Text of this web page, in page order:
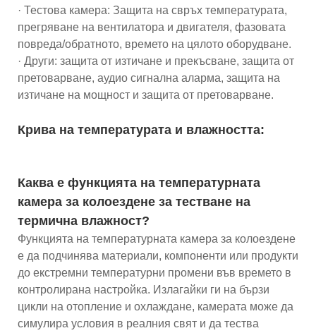
· Тестова камера: Защита на свръх температурата,
прегряване на вентилатора и двигателя, фазовата
повреда/обратното, времето на цялото оборудване.
· Други: защита от изтичане и прекъсване, защита от
претоварване, аудио сигнална аларма, защита на
изтичане на мощност и защита от претоварване.
Крива на температурата и влажността:
Каква е функцията на температурната
камера за колоездене за тестване на
термична влажност?
Функцията на температурната камера за колоездене
е да подчинява материали, компоненти или продукти
до екстремни температурни промени във времето в
контролирана настройка. Излагайки ги на бързи
цикли на отопление и охлаждане, камерата може да
симулира условия в реалния свят и да тества